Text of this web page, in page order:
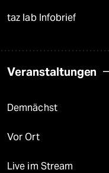
taz lab Infobrief
Veranstaltungen
Demnächst
Vor Ort
Live im Stream